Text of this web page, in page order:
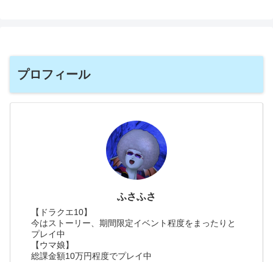
プロフィール
ふさふさ
【ドラクエ10】
今はストーリー、期間限定イベント程度をまったりと
プレイ中
【ウマ娘】
総課金額10万円程度でプレイ中